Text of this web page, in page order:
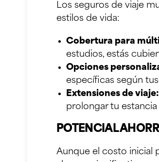
Los seguros de viaje
estilos de vida:
Cobertura para
estudios, estás
Opciones
específicas según
Extensiones de viaje:
prolongar tu
POTENCIAL
Aunque el costo inicial